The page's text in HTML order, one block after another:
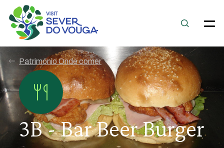
Património Onde comer
3B - Bar Beer Burger